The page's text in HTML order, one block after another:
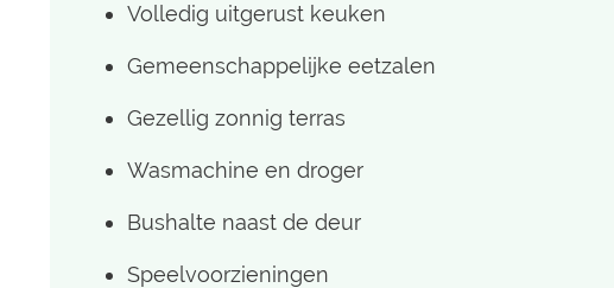
Volledig uitgerust keuken
Gemeenschappelijke eetzalen
Gezellig zonnig terras
Wasmachine en droger
Bushalte naast de deur
Speelvoorzieningen